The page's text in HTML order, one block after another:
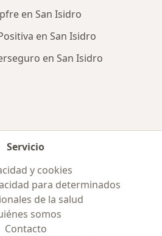
en San Isidro
en San Isidro
en San Isidro
Servicio
y cookies
para determinados
de la salud
somos
Contacto